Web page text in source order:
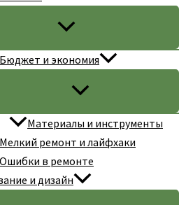
Бюджет и экономия
Материалы и инструменты
Мелкий ремонт и лайфхаки
Ошибки в ремонте
и дизайн